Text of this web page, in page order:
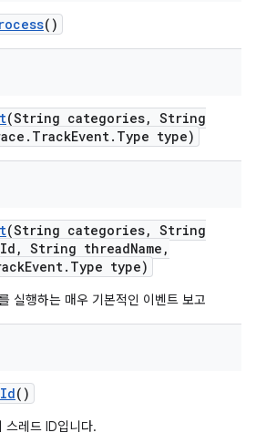
()
(String categories, String
. TrackEvent. Type type)
(String categories, String
Id , String threadName ,
Event. Type type)
실행하는 매우 기본적인 이벤트 보고
Id()
스레드 ID입니다.